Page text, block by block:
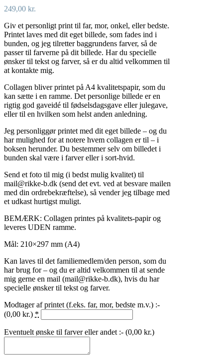
249,00 kr.
Giv et personligt print til far, mor, onkel, eller bedste.
Printet laves med dit eget billede, som fades ind i
bunden, og jeg tilretter baggrundens farver, så de
passer til farverne på dit billede. Har du specielle
ønsker til tekst og farver, så er du altid velkommen til
at kontakte mig.
Collagen bliver printet på A4 kvalitetspapir, som du
kan sætte i en ramme. Det personlige billede er en
rigtig god gaveidé til fødselsdagsgave eller julegave,
eller til en hvilken som helst anden anledning.
Jeg personliggør printet med dit eget billede – og du
har mulighed for at notere hvem collagen er til – i
boksen herunder. Du bestemmer selv om billedet i
bunden skal være i farver eller i sort-hvid.
Send et foto til mig (i bedst mulig kvalitet) til
mail@rikke-b.dk (send det evt. ved at besvare mailen
med din ordrebekræftelse), så vender jeg tilbage med
et udkast hurtigst muligt.
BEMÆRK: Collagen printes på kvalitets-papir og
leveres UDEN ramme.
Mål: 210×297 mm (A4)
Kan laves til det familiemedlem/den person, som du
har brug for – og du er altid velkommen til at sende
mig gerne en mail (mail@rikke-b.dk), hvis du har
specielle ønsker til tekst og farver.
Modtager af printet (f.eks. far, mor, bedste m.v.) :-
(0,00 kr.) *
Eventuelt ønske til farver eller andet :- (0,00 kr.)